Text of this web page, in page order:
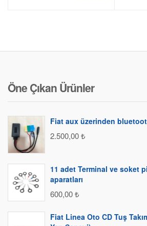
Öne Çıkan Ürünler
Fiat aux üzerinden
2.500,00₺
11 adet Terminal ve soket
aparatları
600,00₺
Fiat Linea Oto CD Tuş